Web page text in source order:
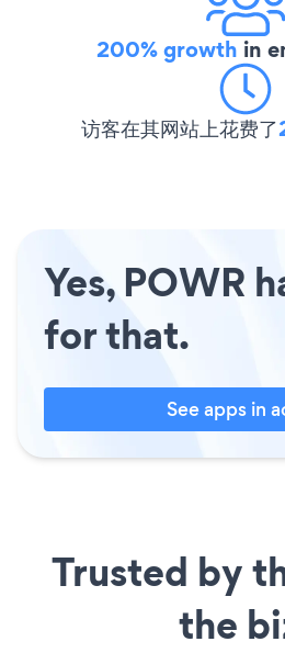
200% growth in
访客在其网站上花费了
Yes, POWR
for that.
See apps in
Trusted by
the